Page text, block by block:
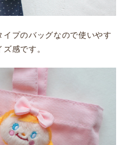
プのバッグなので使いやす
感です。